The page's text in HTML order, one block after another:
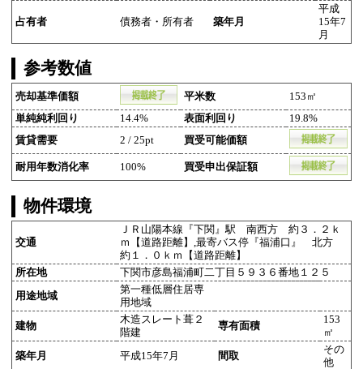
占有者 債務者・所有者 築年月
平成
15年7
月
参考数値
売却基準価額 平米数
153㎡
単純純利回り
14.4% 表面利回り
19.8%
賃貸需要
2 / 25pt 買受可能価額
耐用年数消化率 100% 買受申出保証額
物件環境
交通
ＪＲ山陽本線『下関』駅 南西方 約３．２ｋ
ｍ【道路距離】,最寄バス停『福浦口』 北方
約１．０ｋｍ【道路距離】
所在地
下関市彦島福浦町二丁目５９３６番地１２５
用途地域
第一種低層住居専
用地域
建物
木造スレート葺２
階建
専有面積
153
㎡
築年月 平成15年7月 間取
その
他